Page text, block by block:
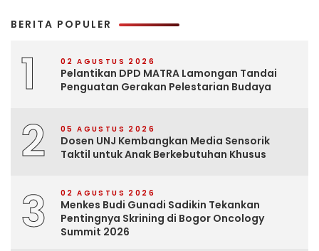
BERITA POPULER
1 02 AGUSTUS 2026
Pelantikan DPD MATRA Lamongan Tandai
Penguatan Gerakan Pelestarian Budaya
2 05 AGUSTUS 2026
Dosen UNJ Kembangkan Media Sensorik
Taktil untuk Anak Berkebutuhan Khusus
3 02 AGUSTUS 2026
Menkes Budi Gunadi Sadikin Tekankan
Pentingnya Skrining di Bogor Oncology
Summit 2026